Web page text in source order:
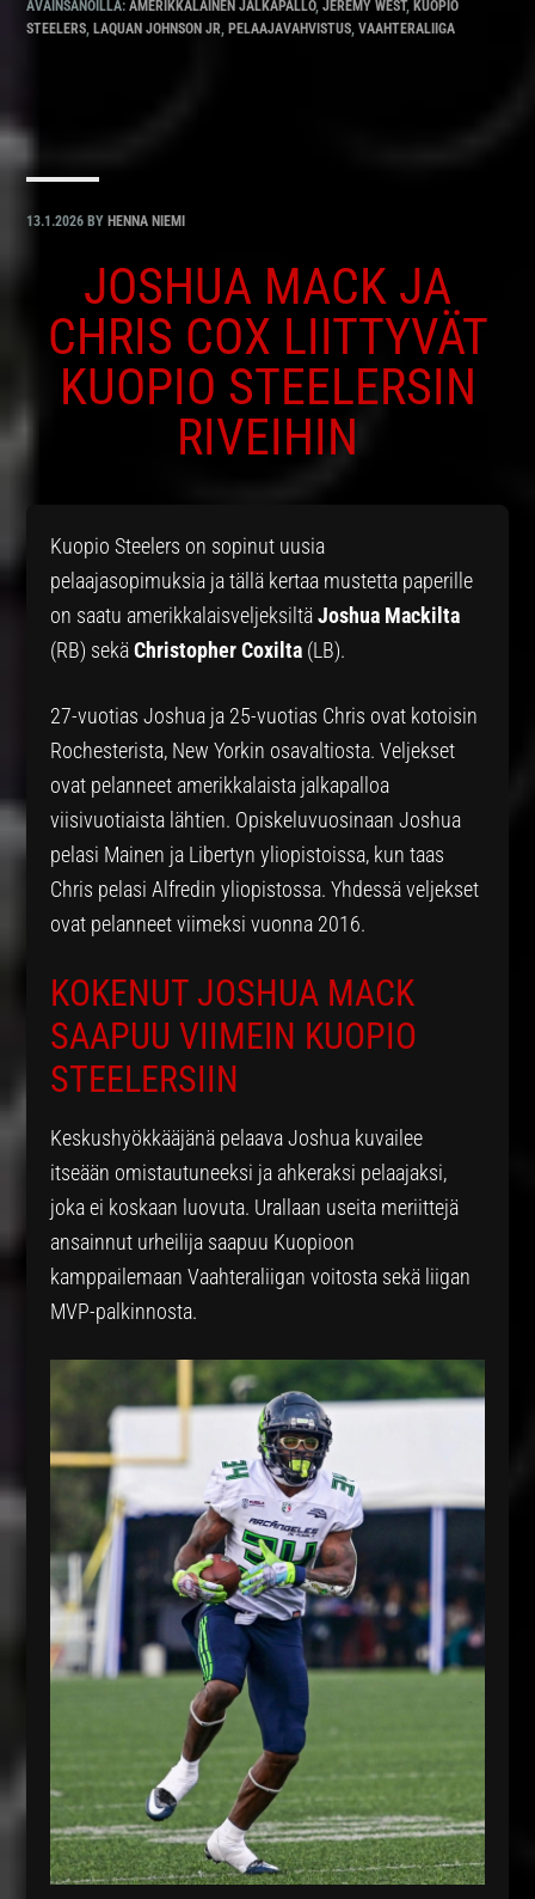
AVAINSANOILLA:AMERIKKALAINEN JALKAPALLO,JEREMY WEST, KUOPIO
STEELERS ,LAQUAN JOHNSON JR ,PELAAJAVAHVISTUS ,VAAHTERALIIGA
13.1.2026 BYHENNA NIEMI
JOSHUA MACK JA
CHRIS COX LIITTYVÄT
KUOPIO STEELERSIN
RIVEIHIN
Kuopio Steelers on sopinut uusia
pelaajasopimuksia ja tällä kertaa mustetta paperille
on saatu amerikkalaisveljeksiltäJoshua Mackilta
(RB) sekäChristopher Coxilta (LB).
27-vuotias Joshua ja 25-vuotias Chris ovat kotoisin
Rochesterista, New Yorkin osavaltiosta. Veljekset
ovat pelanneet amerikkalaista jalkapalloa
viisivuotiaista lähtien. Opiskeluvuosinaan Joshua
pelasi Mainen ja Libertyn yliopistoissa, kun taas
Chris pelasi Alfredin yliopistossa. Yhdessä veljekset
ovat pelanneet viimeksi vuonna 2016.
KOKENUT JOSHUA MACK
SAAPUU VIIMEIN KUOPIO
STEELERSIIN
Keskushyökkääjänä pelaava Joshua kuvailee
itseään omistautuneeksi ja ahkeraksi pelaajaksi,
joka ei koskaan luovuta. Urallaan useita meriittejä
ansainnut urheilija saapuu Kuopioon
kamppailemaan Vaahteraliigan voitosta sekä liigan
MVP-palkinnosta.